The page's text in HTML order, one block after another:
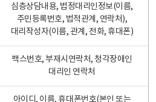
심층상담내용, 법정대리인정보(이름,
주민등록번호, 법적관계, 연락처),
대리작성자(이름, 관계, 전화, 휴대폰)
팩스번호, 부재시연락처, 청각장애인
대리인 연락처
아이디, 이름, 휴대폰번호(본인 또는